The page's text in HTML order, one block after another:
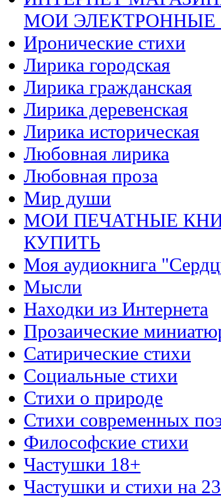
МОИ ЭЛЕКТРОННЫЕ
Иронические стихи
Лирика городская
Лирика гражданская
Лирика деревенская
Лирика историческая
Любовная лирика
Любовная проза
Мир души
МОИ ПЕЧАТНЫЕ
КУПИТЬ
Моя аудиокнига
Мысли
Находки из Интернета
Прозаические
Сатирические стихи
Социальные стихи
Стихи о природе
Стихи современных
Философские стихи
Частушки 18+
Частушки и стихи на